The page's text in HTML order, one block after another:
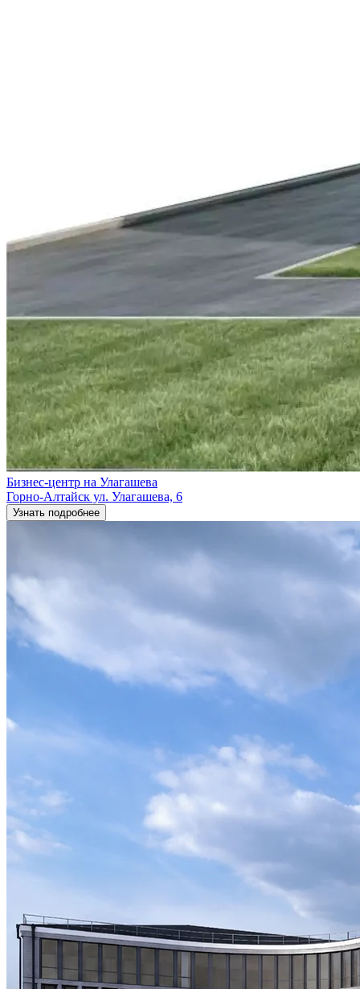
Бизнес-центр на Улагашева
​Горно-Алтайск ул. Улагашева, 6
Узнать подробнее